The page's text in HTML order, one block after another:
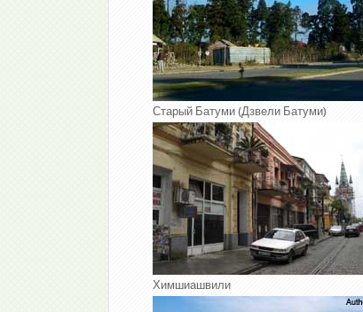
Старый Батуми (Дзвели Батуми)
Химшиашвили